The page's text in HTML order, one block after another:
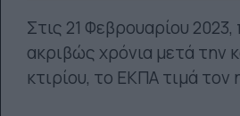
Στις 21 Φεβρουαρίου
ακριβώς χρόνια μετά την
κτιρίου, το ΕΚΠΑ τιμά τον